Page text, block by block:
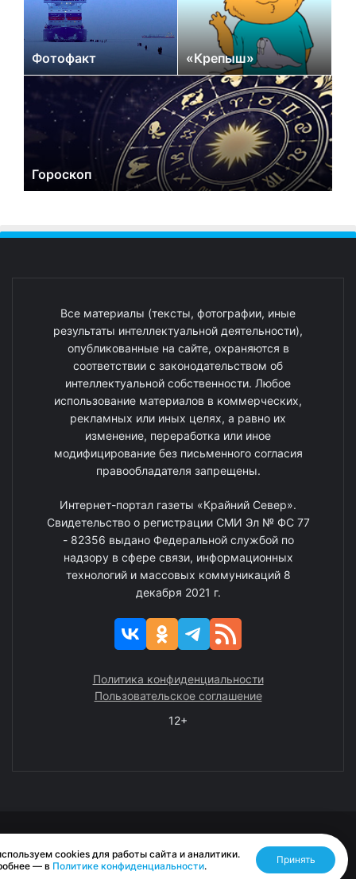
Фотофакт «Крепыш»
Гороскоп
Все материалы (тексты, фотографии, иные
результаты интеллектуальной деятельности),
опубликованные на сайте, охраняются в
соответствии с законодательством об
интеллектуальной собственности. Любое
использование материалов в коммерческих,
рекламных или иных целях, а равно их
изменение, переработка или иное
модифицирование без письменного согласия
правообладателя запрещены.
Интернет-портал газеты «Крайний Север».
Свидетельство о регистрации СМИ Эл № ФС 77
- 82356 выдано Федеральной службой по
надзору в сфере связи, информационных
технологий и массовых коммуникаций 8
декабря 2021 г.
Политика конфиденциальности
Пользовательское соглашение
12+
Разработано RASA
cookies для работы сайта и аналитики.
— в Политике конфиденциальности.
Принять